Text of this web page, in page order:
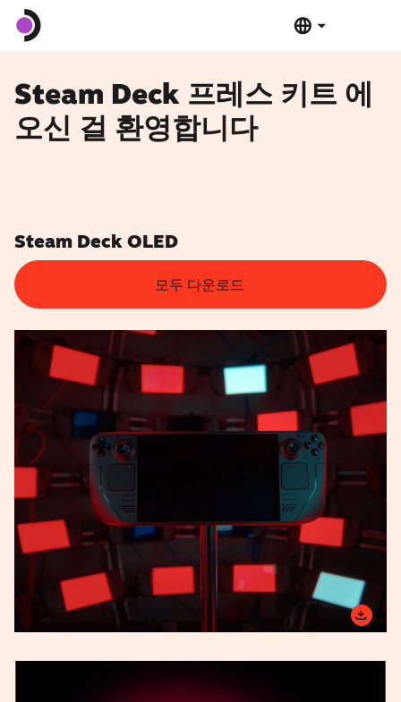
Steam Deck LCD
소프트웨어
제품 사양
지금 구매하기
Steam Deck 프레스 키트 에
오신 걸 환영합니다
Steam Deck OLED
모두 다운로드